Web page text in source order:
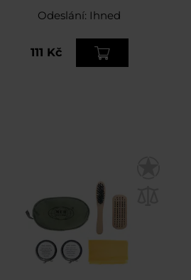
Odeslání: Ihned
111 Kč